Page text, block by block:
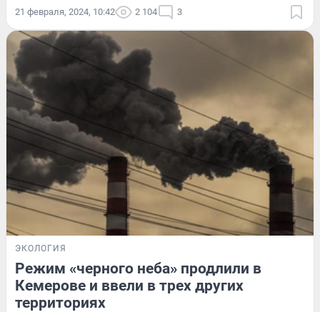
21 февраля, 2024, 10:42 2 104 3
ЭКОЛОГИЯ
Режим «черного неба» продлили в
Кемерове и ввели в трех других
территориях